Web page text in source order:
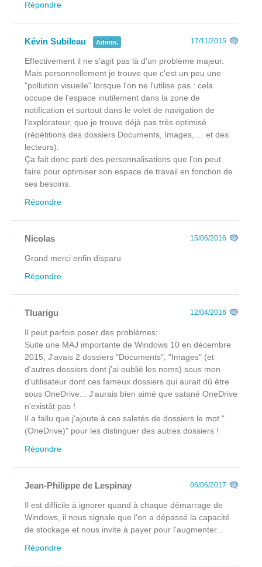
Répondre
Kévin Subileau Admin. 17/11/2015
Effectivement il ne s'agit pas là d'un problème majeur.
Mais personnellement je trouve que c'est un peu une
"pollution visuelle" lorsque l'on ne l'utilise pas : cela
occupe de l'espace inutilement dans la zone de
notification et surtout dans le volet de navigation de
l'explorateur, que je trouve déjà pas très optimisé
(répétitions des dossiers Documents, Images, ... et des
lecteurs).
Ça fait donc parti des personnalisations que l'on peut
faire pour optimiser son espace de travail en fonction de
ses besoins.
Répondre
Nicolas 15/06/2016
Grand merci enfin disparu
Répondre
Tluarigu 12/04/2016
Il peut parfois poser des problèmes:
Suite une MAJ importante de Windows 10 en décembre
2015, J'avais 2 dossiers "Documents", "Images" (et
d'autres dossiers dont j'ai oublié les noms) sous mon
d'utilisateur dont ces fameux dossiers qui aurait dû être
sous OneDrive... J'aurais bien aimé que satané OneDrive
n'existât pas !
Il a fallu que j'ajoute à ces saletés de dossiers le mot "
(OneDrive)" pour les distinguer des autres dossiers !
Répondre
Jean-Philippe de Lespinay 06/06/2017
Il est difficile à ignorer quand à chaque démarrage de
Windows, il nous signale que l'on a dépassé la capacité
de stockage et nous invite à payer pour l'augmenter...
Répondre